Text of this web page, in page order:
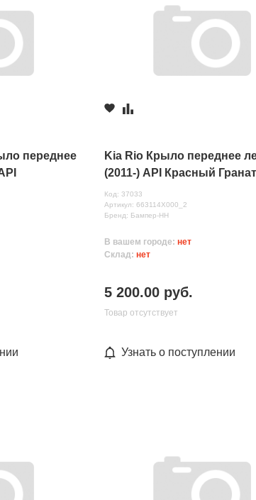
переднее
Kia Rio Крыло переднее
(2011-) API Красный
Код: 37033
Артикул: 663114X000_2
Бренд: Бампер-НН
В вашем городе:нет
Склад:нет
5 200.00 руб.
Товар отсутствует
Узнать о поступлении